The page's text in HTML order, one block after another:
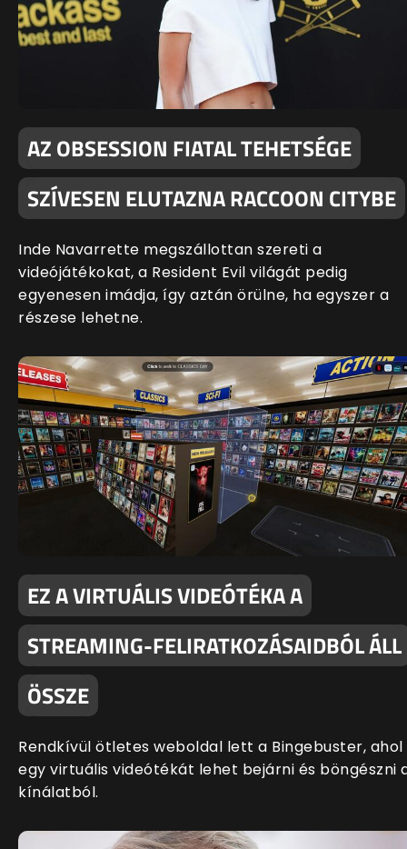
AZ OBSESSION FIATAL TEHETSÉGE
SZÍVESEN ELUTAZNA RACCOON CITYBE
Inde Navarrette megszállottan szereti a
videójátékokat, a Resident Evil világát pedig
egyenesen imádja, így aztán örülne, ha egyszer a
részese lehetne.
EZ A VIRTUÁLIS VIDEÓTÉKA A
STREAMING-FELIRATKOZÁSAIDBÓL ÁLL
ÖSSZE
Rendkívül ötletes weboldal lett a Bingebuster, ahol
egy virtuális videótékát lehet bejárni és böngészni
kínálatból.